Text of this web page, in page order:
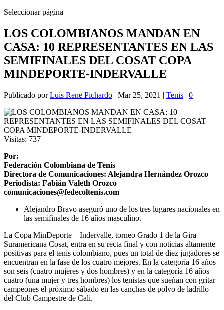
Seleccionar página
LOS COLOMBIANOS MANDAN EN
CASA: 10 REPRESENTANTES EN LAS
SEMIFINALES DEL COSAT COPA
MINDEPORTE-INDERVALLE
Publicado porLuis Rene Pichardo | Mar 25, 2021 | Tenis | 0
Visitas: 737
Por:
Federación Colombiana de Tenis
Directora de Comunicaciones: Alejandra Hernández Orozco
Periodista: Fabián Valeth Orozco
comunicaciones@fedecoltenis.com
Alejandro Bravo aseguró uno de los tres lugares nacionales en
las semifinales de 16 años masculino.
La Copa MinDeporte – Indervalle, torneo Grado 1 de la Gira
Suramericana Cosat, entra en su recta final y con noticias altamente
positivas para el tenis colombiano, pues un total de diez jugadores se
encuentran en la fase de los cuatro mejores. En la categoría 16 años
son seis (cuatro mujeres y dos hombres) y en la categoría 16 años
cuatro (una mujer y tres hombres) los tenistas que sueñan con gritar
campeones el próximo sábado en las canchas de polvo de ladrillo
del Club Campestre de Cali.